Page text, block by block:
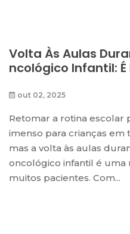
Volta Às Aulas
Ncológico Infantil: É
out 02, 2025
Retomar a rotina
imenso para crianças
mas a volta às aulas
oncológico infantil é uma
muitos pacientes. Com...